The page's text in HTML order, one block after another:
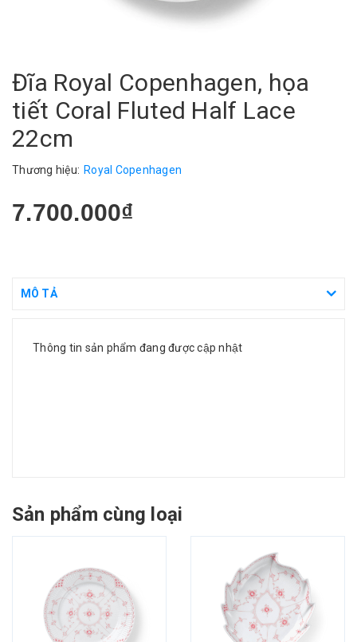
Đĩa Royal Copenhagen, họa
tiết Coral Fluted Half Lace
22cm
Thương hiệu: Royal Copenhagen
7.700.000₫
MÔ TẢ
Thông tin sản phẩm đang được cập nhật
Sản phẩm cùng loại